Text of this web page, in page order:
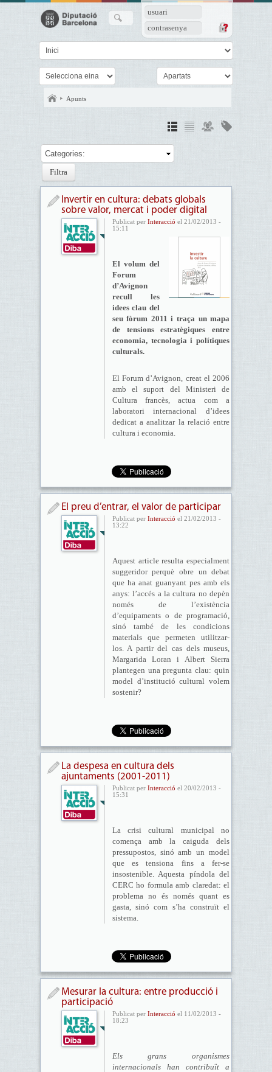
usuari
contrasenya
Apunts
Categories:
Invertir en cultura: debats globals
sobre valor, mercat i poder digital
Publicat per Interacció el 21/02/2013 -
15:11
El volum del
Forum
d’Avignon
recull les
idees clau del
seu fòrum 2011 i traça un mapa
de tensions estratègiques entre
economia, tecnologia i polítiques
culturals.
El Forum d’Avignon, creat el 2006
amb el suport del Ministeri de
Cultura francès, actua com a
laboratori internacional d’idees
dedicat a analitzar la relació entre
cultura i economia.
El preu d’entrar, el valor de participar
Publicat per Interacció el 21/02/2013 -
13:22
Aquest article resulta especialment
suggeridor perquè obre un debat
que ha anat guanyant pes amb els
anys: l’accés a la cultura no depèn
només de l’existència
d’equipaments o de programació,
sinó també de les condicions
materials que permeten utilitzar-
los. A partir del cas dels museus,
Margarida Loran i Albert Sierra
plantegen una pregunta clau: quin
model d’institució cultural volem
sostenir?
La despesa en cultura dels
ajuntaments (2001-2011)
Publicat per Interacció el 20/02/2013 -
15:31
La crisi cultural municipal no
comença amb la caiguda dels
pressupostos, sinó amb un model
que es tensiona fins a fer-se
insostenible. Aquesta píndola del
CERC ho formula amb claredat: el
problema no és només quant es
gasta, sinó com s’ha construït el
sistema.
Mesurar la cultura: entre producció i
participació
Publicat per Interacció el 11/02/2013 -
18:23
Els grans organismes
internacionals han contribuït a